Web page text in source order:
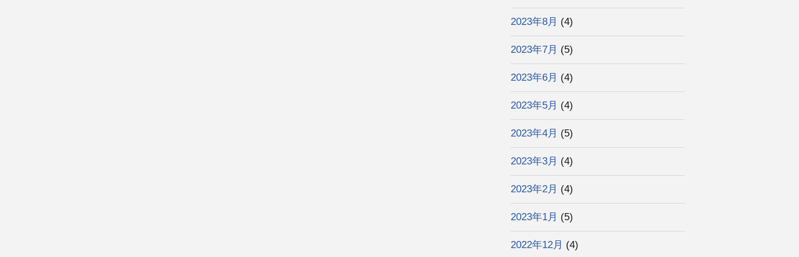
2023年8月 (4)
2023年7月 (5)
2023年6月 (4)
2023年5月 (4)
2023年4月 (5)
2023年3月 (4)
2023年2月 (4)
2023年1月 (5)
2022年12月 (4)